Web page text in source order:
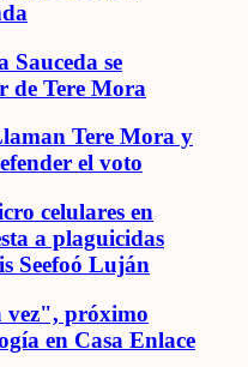
Sauceda se
de Tere Mora
Tere Mora y
el voto
celulares en
a plaguicidas
Seefoó Luján
vez", próximo
en Casa Enlace